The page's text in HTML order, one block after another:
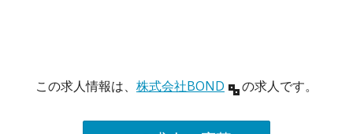
この求人情報は、 株式会社BOND の求人です。